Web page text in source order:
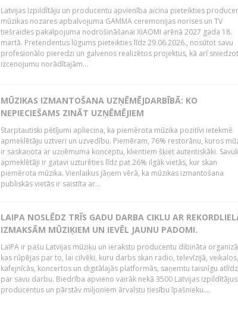
Latvijas Izpildītāju un producentu apvienība aicina pieteikties
mūzikas nozares apbalvojuma GAMMA ceremonijas norises un TV
tiešraides pakalpojuma nodrošināšanai XIAOMI arēnā 2027 gada 18.
martā. Pretendentus lūgums pieteikties līdz 29.06.2026., nosūtot savu
profesionālo pieredzi un galvenos realizētos projektus, kā arī sniedzot
izcenojumu norādītajām...
MŪZIKAS IZMANTOŠANA UZŅĒMĒJDARBĪBĀ: KO
NEPIECIEŠAMS ZINĀT UZŅĒMĒJIEM
Starptautiski pētījumi apliecina, ka piemērota mūzika pozitīvi ietekmē
apmeklētāju uztveri un uzvedību. Piemēram, 76% restorānu, kuros
ir saskaņota ar uzņēmuma konceptu, klientiem šķiet autentiskāki.
apmeklētāji ir gatavi uzturēties līdz pat 26% ilgāk vietās, kur skan
piemērota mūzika. Vienlaikus jāņem vērā, ka mūzikas izmantošana
publiskās vietās ir saistīta ar...
LAIPA NOSLĒDZ TRĪS GADU DARBA CIKLU AR
IZMAKSĀM MŪZIĶIEM UN IEVĒL JAUNU PADOMI.
LaIPA ir pašu Latvijas mūziķu un ierakstu producentu dibināta
kas rūpējas par to, lai cilvēki, kuru darbs skan radio, televīzijā, veikalos,
kafejnīcās, koncertos un digitālajās platformās, saņemtu taisnīgu
par savu darbu. Biedrība apvieno vairāk nekā 3500 Latvijas
producentus un pārstāv miljoniem ārvalstu tiesību īpašnieku....